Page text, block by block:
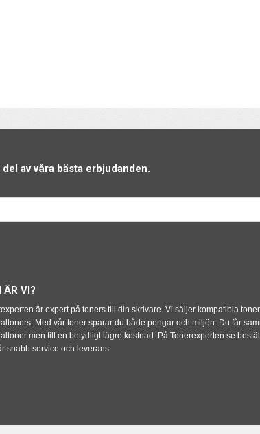
av våra bästa erbjudanden.
ÄR VI?
är expert på toners till din skrivare. Vi säljer kompatibla
Med vår toner sparar du både pengar och miljön. Du får
men till en betydligt lägre kostnad. På Tonerexperten.se
snabb service och leverans.